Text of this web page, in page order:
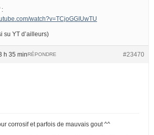
:
watch?v=TCjoGGIUwTU
su YT d’ailleurs)
h 35 min #23470
RÉPONDRE
corrosif et parfois de mauvais gout ^^